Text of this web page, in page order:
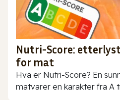
Nutri-Score:
for mat
Hva er Nutri-Score? En
matvarer en karakter fra A